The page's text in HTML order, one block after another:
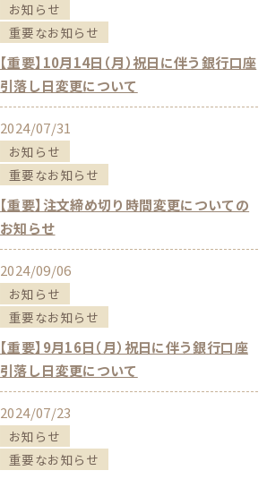
お知らせ
重要なお知らせ
【重要】10月14日（月）祝日に伴う銀行口座
引落し日変更について
2024/07/31
お知らせ
重要なお知らせ
【重要】注文締め切り時間変更についての
お知らせ
2024/09/06
お知らせ
重要なお知らせ
【重要】9月16日（月）祝日に伴う銀行口座
引落し日変更について
2024/07/23
お知らせ
重要なお知らせ